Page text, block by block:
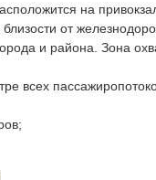
на
от
и района. Зона
всех